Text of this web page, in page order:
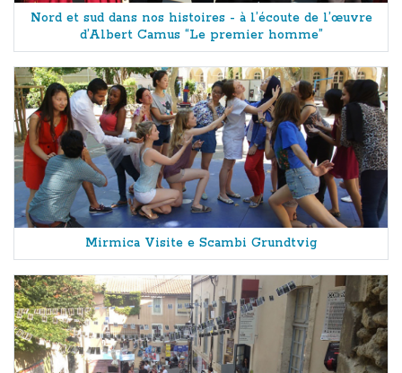
Nord et sud dans nos histoires - à l’écoute de l’œuvre
d’Albert Camus “Le premier homme”
Mirmica Visite e Scambi Grundtvig